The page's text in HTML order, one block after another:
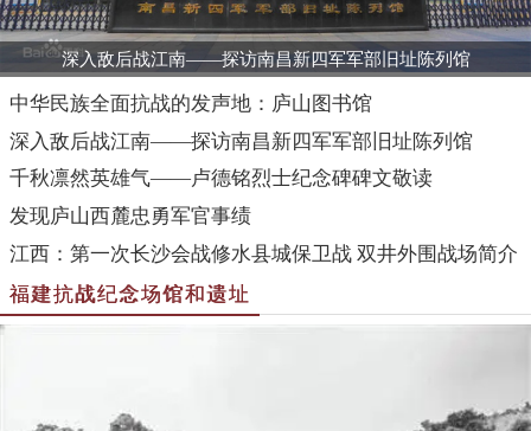
深入敌后战江南——探访南昌新四军军部旧址陈列馆
中华民族全面抗战的发声地：庐山图书馆
深入敌后战江南——探访南昌新四军军部旧址陈列馆
千秋凛然英雄气——卢德铭烈士纪念碑碑文敬读
发现庐山西麓忠勇军官事绩
江西：第一次长沙会战修水县城保卫战 双井外围战场简介
福建抗战纪念场馆和遗址